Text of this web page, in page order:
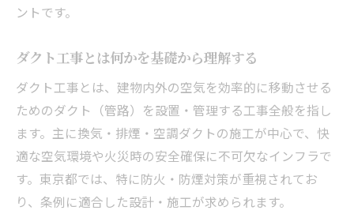
ダクト工事費用の内訳と見積もり例一覧
費用比較で失敗しないダクト工事の選び方
東京都でのダクト工事労務単価の傾向
見積もり時に注意すべきポイント
ダクト工事費用の相場とコスト比較表
実践に役立つダクト工事発注のポイント
ントです。
ダクト工事とは何かを基礎から理解する
ダクト工事とは、建物内外の空気を効率的に移動させる
ためのダクト（管路）を設置・管理する工事全般を指し
ます。主に換気・排煙・空調ダクトの施工が中心で、快
適な空気環境や火災時の安全確保に不可欠なインフラで
す。東京都では、特に防火・防煙対策が重視されてお
り、条例に適合した設計・施工が求められます。